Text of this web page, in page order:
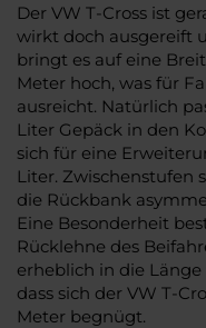
Der VW T-Cross ist
wirkt doch ausgereift
bringt es auf eine
Meter hoch, was für
ausreicht. Natürlich
Liter Gepäck in den
sich für eine
Liter. Zwischenstufen
die Rückbank
Eine Besonderheit
Rücklehne des
erheblich in die
dass sich der VW T-
Meter begnügt.